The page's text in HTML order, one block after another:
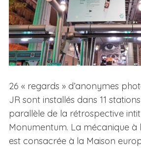
26 « regards » d’anonymes
JR sont installés dans 11
parallèle de la rétrospective
Monumentum. La mécanique à
est consacrée à la Maison